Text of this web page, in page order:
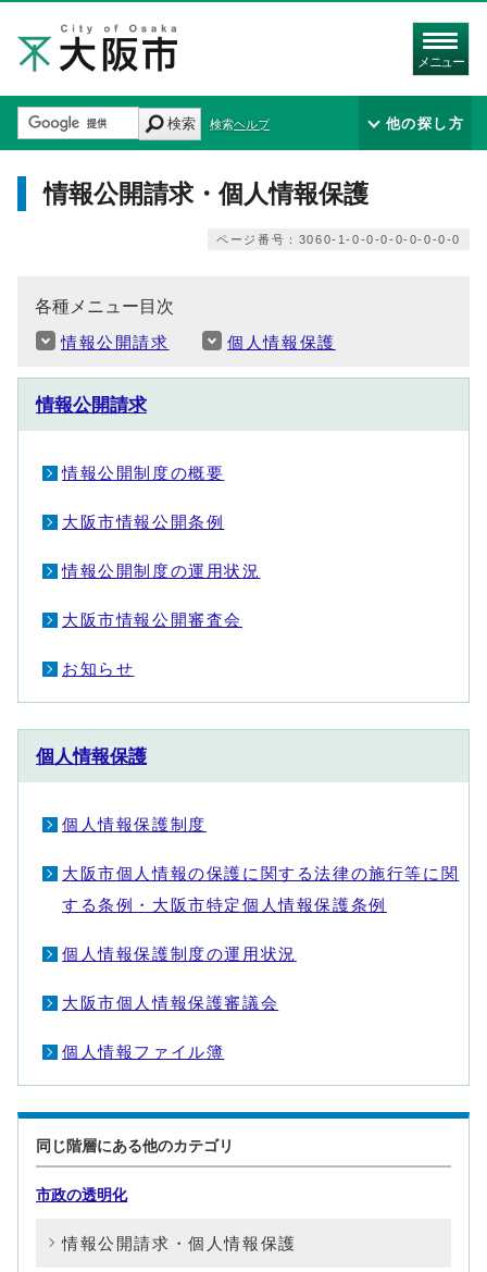
メニュー
検索 検索ヘルプ 他の探し方
情報公開請求・個人情報保護
ページ番号：3060-1-0-0-0-0-0-0-0-0
各種メニュー目次
情報公開請求 個人情報保護
情報公開請求
情報公開制度の概要
大阪市情報公開条例
情報公開制度の運用状況
大阪市情報公開審査会
お知らせ
個人情報保護
個人情報保護制度
大阪市個人情報の保護に関する法律の施行等に関
する条例・大阪市特定個人情報保護条例
個人情報保護制度の運用状況
大阪市個人情報保護審議会
個人情報ファイル簿
同じ階層にある他のカテゴリ
市政の透明化
情報公開請求・個人情報保護